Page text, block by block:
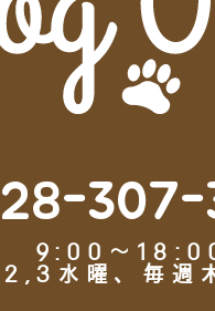
307-
9:00～
水曜、毎週